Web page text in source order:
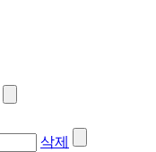
삭제